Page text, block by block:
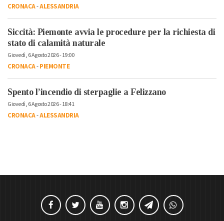
CRONACA-ALESSANDRIA
Siccità: Piemonte avvia le procedure per la richiesta di
stato di calamità naturale
Giovedì, 6 Agosto 2026 - 19:00
CRONACA-PIEMONTE
Spento l’incendio di sterpaglie a Felizzano
Giovedì, 6 Agosto 2026 - 18:41
CRONACA-ALESSANDRIA